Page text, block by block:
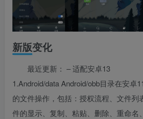
新版变化
最近更新： – 适配安卓13
1.Android/data Android/obb目录在安卓
的文件操作，包括：授权流程、文件列
件的显示、复制、粘贴、删除、重命名